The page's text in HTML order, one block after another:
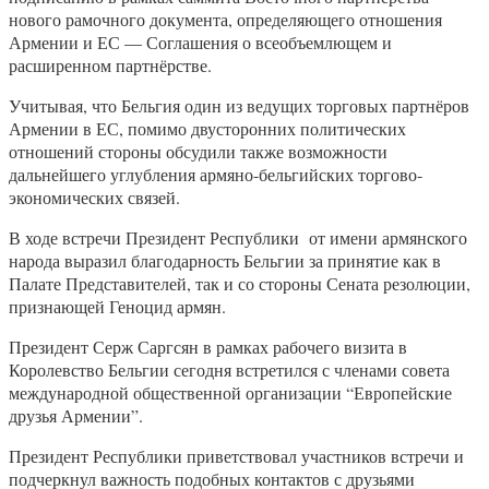
нового рамочного документа, определяющего отношения
Армении и ЕС — Соглашения о всеобъемлющем и
расширенном партнёрстве.
Учитывая, что Бельгия один из ведущих торговых партнёров
Армении в ЕС, помимо двусторонних политических
отношений стороны обсудили также возможности
дальнейшего углубления армяно-бельгийских торгово-
экономических связей.
В ходе встречи Президент Республики от имени армянского
народа выразил благодарность Бельгии за принятие как в
Палате Представителей, так и со стороны Сената резолюции,
признающей Геноцид армян.
Президент Серж Саргсян в рамках рабочего визита в
Королевство Бельгии сегодня встретился с членами совета
международной общественной организации “Европейские
друзья Армении”.
Президент Республики приветствовал участников встречи и
подчеркнул важность подобных контактов с друзьями